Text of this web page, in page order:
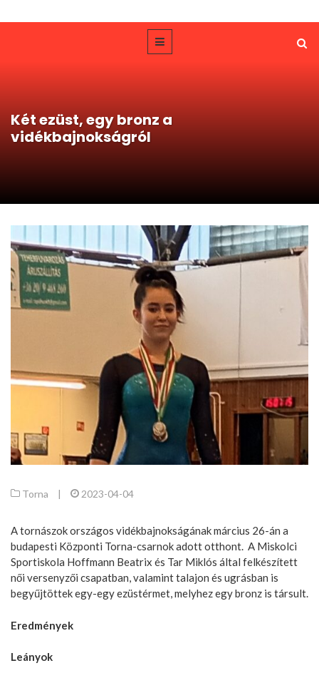
Két ezüst, egy bronz a
vidékbajnokságról
Torna | 2023-04-04
A tornászok országos vidékbajnokságának március 26-án a
budapesti Központi Torna-csarnok adott otthont. A Miskolci
Sportiskola Hoffmann Beatrix és Tar Miklós által felkészített
női versenyzői csapatban, valamint talajon és ugrásban is
begyűjtöttek egy-egy ezüstérmet, melyhez egy bronz is társult.
Eredmények
Leányok